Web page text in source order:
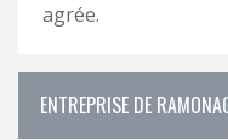
agrée.
ENTREPRISE DE